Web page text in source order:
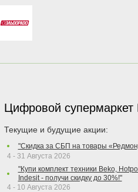
Цифровой супермаркет
Текущие и будущие акции:
"Скидка за СБП на товары
4 - 31 Августа 2026
"Купи комплект техники Beko,
Indesit - получи скидку до 30%!"
4 - 10 Августа 2026